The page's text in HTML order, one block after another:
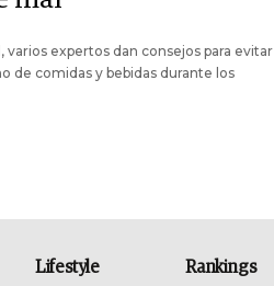
varios expertos dan consejos para evitar
de comidas y bebidas durante los
Lifestyle Rankings